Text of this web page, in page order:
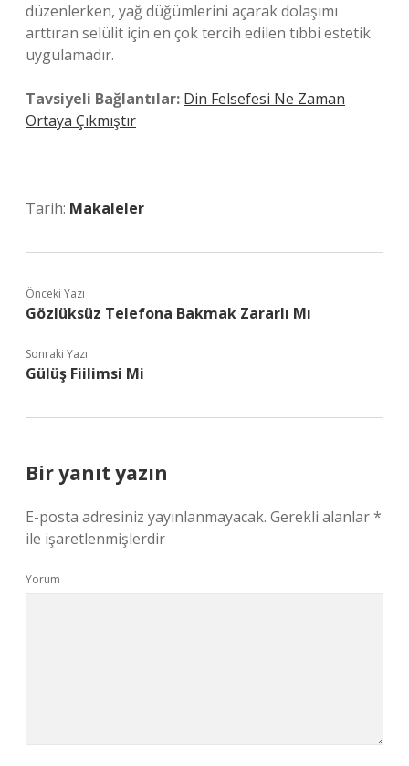
düzenlerken, yağ düğümlerini açarak dolaşımı
arttıran selülit için en çok tercih edilen tıbbi estetik
uygulamadır.
Tavsiyeli Bağlantılar: Din Felsefesi Ne Zaman
Ortaya Çıkmıştır
Tarih: Makaleler
Önceki Yazı
Gözlüksüz Telefona Bakmak Zararlı Mı
Sonraki Yazı
Gülüş Fiilimsi Mi
Bir yanıt yazın
E-posta adresiniz yayınlanmayacak. Gerekli alanlar*
ile işaretlenmişlerdir
Yorum